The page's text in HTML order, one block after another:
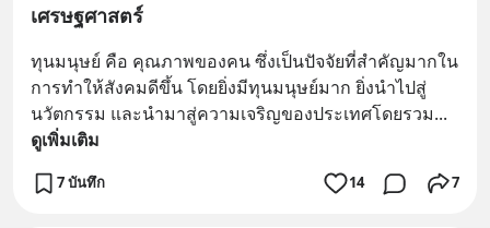
เศรษฐศาสตร์
ทุนมนุษย์ คือ คุณภาพของคน ซึ่งเป็นปัจจัยที่สำคัญมากใน
การทำให้สังคมดีขึ้น โดยยิ่งมีทุนมนุษย์มาก ยิ่งนำไปสู่
นวัตกรรม และนำมาสู่ความเจริญของประเทศโดยรวม...
ดูเพิ่มเติม
7 บันทึก 14 7